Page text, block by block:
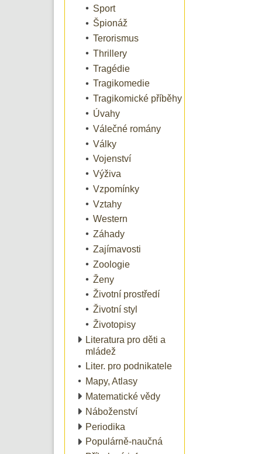
Sport
Špionáž
Terorismus
Thrillery
Tragédie
Tragikomedie
Tragikomické příběhy
Úvahy
Válečné romány
Války
Vojenství
Výživa
Vzpomínky
Vztahy
Western
Záhady
Zajímavosti
Zoologie
Ženy
Životní prostředí
Životní styl
Životopisy
Literatura pro děti a
mládež
Liter. pro podnikatele
Mapy, Atlasy
Matematické vědy
Náboženství
Periodika
Populárně-naučná